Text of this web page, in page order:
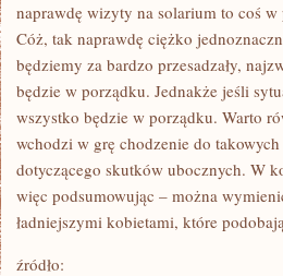
naprawdę wizyty na solarium to coś w
Cóż, tak naprawdę ciężko
będziemy za bardzo przesadzały,
będzie w porządku. Jednakże jeśli
wszystko będzie w porządku. Warto
wchodzi w grę chodzenie do
dotyczącego skutków ubocznych. W
więc podsumowując – można
ładniejszymi kobietami, które
źródło: